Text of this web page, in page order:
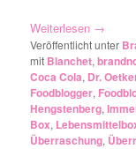
Weiterlesen →
Veröffentlicht unter
mit Blanchet,
Coca Cola, Dr.
Foodblogger,
Hengstenberg,
Box,
Überraschung,